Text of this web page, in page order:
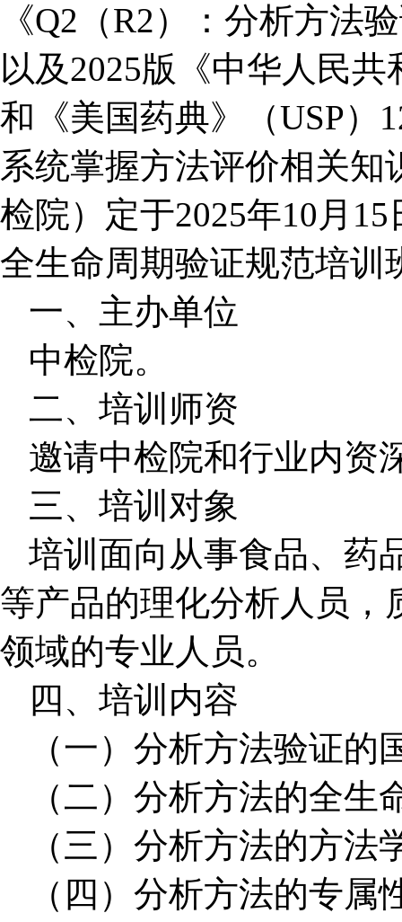
《Q2（R2）：分析方法
以及2025版《中华人民
和《美国药典》（USP）
系统掌握方法评价相关
检院）定于2025年10月
全生命周期验证规范培训
一、主办单位
中检院。
二、培训师资
邀请中检院和行业内资
三、培训对象
培训面向从事食品、药
等产品的理化分析人员，
领域的专业人员。
四、培训内容
（一）分析方法验证的
（二）分析方法的全
（三）分析方法的方法
（四）分析方法的专属